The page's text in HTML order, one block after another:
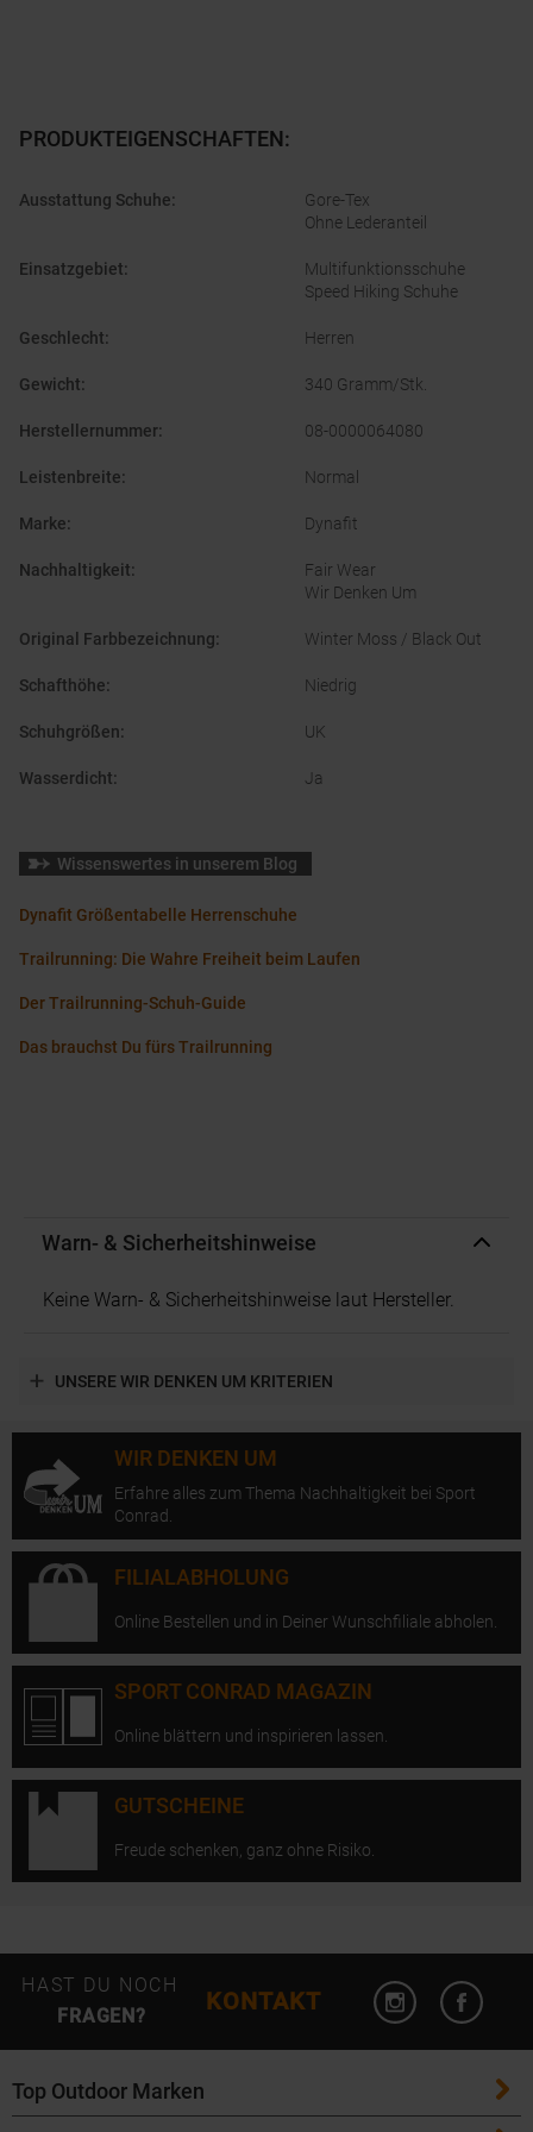
PRODUKTEIGENSCHAFTEN:
Ausstattung Schuhe:
Gore-Tex
Ohne Lederanteil
Einsatzgebiet:
Multifunktionsschuhe
Speed Hiking Schuhe
Geschlecht: Herren
Gewicht: 340 Gramm/Stk.
Herstellernummer: 08-0000064080
Leistenbreite: Normal
Marke: Dynafit
Nachhaltigkeit:
Fair Wear
Wir Denken Um
Original Farbbezeichnung: Winter Moss / Black Out
Schafthöhe: Niedrig
Schuhgrößen: UK
Wasserdicht: Ja
Wissenswertes in unserem Blog
Dynafit Größentabelle Herrenschuhe
Trailrunning: Die Wahre Freiheit beim Laufen
Der Trailrunning-Schuh-Guide
Das brauchst Du fürs Trailrunning
Warn- & Sicherheitshinweise
Keine Warn- & Sicherheitshinweise laut Hersteller.
UNSERE WIR DENKEN UM KRITERIEN
WIR DENKEN UM
Erfahre alles zum Thema Nachhaltigkeit bei Sport
Conrad.
FILIALABHOLUNG
Online Bestellen und in Deiner Wunschfiliale abholen.
SPORT CONRAD MAGAZIN
Online blättern und inspirieren lassen.
GUTSCHEINE
Freude schenken, ganz ohne Risiko.
HAST DU NOCH
FRAGEN?
KONTAKT
Instagram
Top Outdoor Marken